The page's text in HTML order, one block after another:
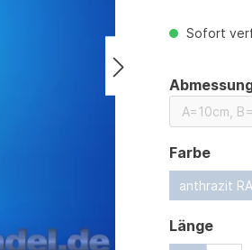
Sofort
Farbe
anthrazit
Länge